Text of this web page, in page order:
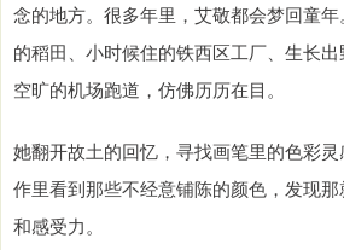
念的地方。很多年里，艾敬都会梦回童
的稻田、小时候住的铁西区工厂、生长
空旷的机场跑道，仿佛历历在目。
她翻开故土的回忆，寻找画笔里的色彩
作里看到那些不经意铺陈的颜色，发现
和感受力。